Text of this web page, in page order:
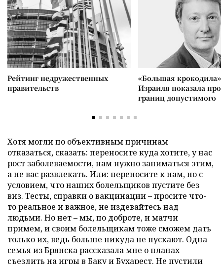
Рейтинг недружественных
правительств
«Большая
Израиля показала
границ допустимого
Хотя могли по объективным причинам
отказаться, сказать: переносите куда хотите, у нас
рост заболеваемости, нам нужно заниматься этим,
а не вас развлекать. Или: переносите к нам, но с
условием, что наших болельщиков пустите без
виз. Тесты, справки о вакцинации – просите что-
то реальное и важное, не издевайтесь над
людьми. Но нет – мы, по доброте, и матчи
примем, и своим болельщикам тоже сможем дать
только их, ведь больше никуда не пускают. Одна
семья из Брянска рассказала мне о планах
съездить на игры в Баку и Бухарест. Не пустили